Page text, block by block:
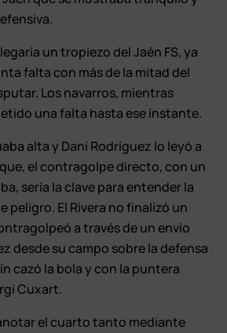
un tropiezo del Jaén FS, ya
falta con más de la mitad del
Los navarros, mientras
una falta hasta ese instante.
alta y Dani Rodríguez lo leyó a
el contragolpe directo, con un
sería la clave para entender la
peligro. El Rivera no finalizó un
a través de un envío
desde su campo sobre la defensa
cazó la bola y con la puntera
Cuxart.
el cuarto tanto mediante